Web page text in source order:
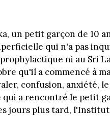
un petit garçon de 10
qui n'a pas
ni au Sri
qu'il a commencé à
confusion, anxiété,
a rencontré le petit
jours plus tard,